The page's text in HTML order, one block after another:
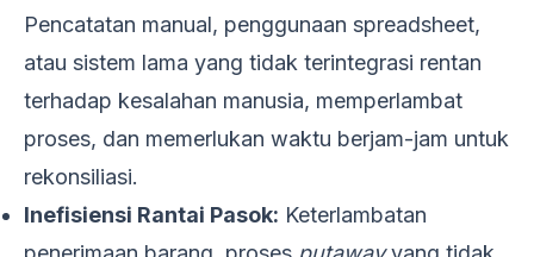
Pencatatan manual, penggunaan spreadsheet,
atau sistem lama yang tidak terintegrasi rentan
terhadap kesalahan manusia, memperlambat
proses, dan memerlukan waktu berjam-jam untuk
rekonsiliasi.
Inefisiensi Rantai Pasok: Keterlambatan